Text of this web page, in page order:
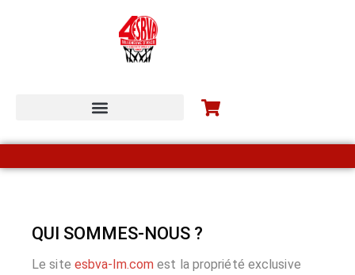
QUI SOMMES-NOUS ?
Le site esbva-lm.com est la propriété exclusive